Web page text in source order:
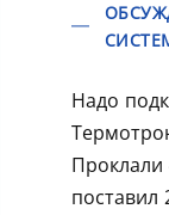
Надо
Проклали
поставил